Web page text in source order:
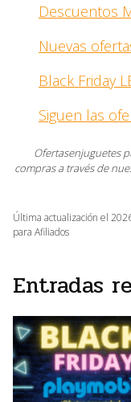
Descuentos
Nuevas
Black Friday
Siguen las
Ofertasenjuguetes
compras a través de
Última actualización el
para Afiliados
Entradas